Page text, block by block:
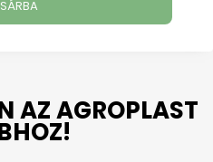
AZ AGROPLAST